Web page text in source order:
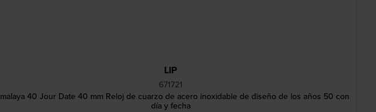
LIP
671721
40 Jour Date 40 mm Reloj de cuarzo de acero inoxidable de diseño de los años 50 con
día y fecha